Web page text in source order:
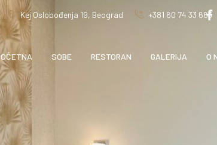
Kej Oslobođenja 19, Beograd +381 60 74 33 663
SOBE RESTORAN GALERIJA O